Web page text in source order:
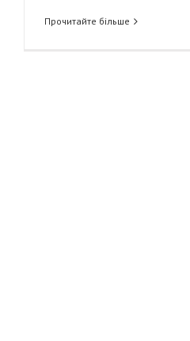
Прочитайте більше